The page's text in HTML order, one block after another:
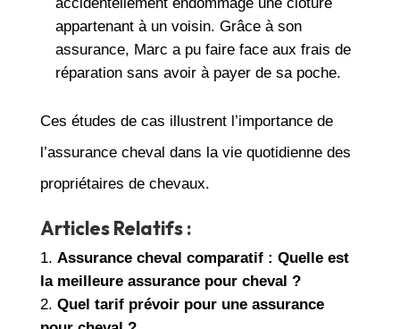
appartenant à un voisin. Grâce à son
assurance, Marc a pu faire face aux frais de
réparation sans avoir à payer de sa poche.
Ces études de cas illustrent l’importance de
l’assurance cheval dans la vie quotidienne des
propriétaires de chevaux.
Articles Relatifs :
Assurance cheval comparatif : Quelle est
la meilleure assurance pour cheval ?
Quel tarif prévoir pour une assurance